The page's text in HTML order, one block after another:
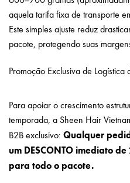
aquela tarifa fixa de transporte
Este simples ajuste reduz
pacote, protegendo suas
Promoção Exclusiva de Logística
Para apoiar o crescimento
temporada, a Sheen Hair
B2B exclusivo: Qualquer
um DESCONTO imediato
para todo o pacote.